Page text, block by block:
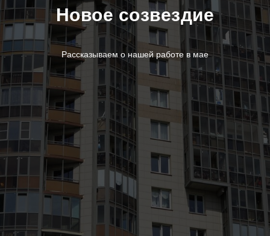
Новое созвездие
Рассказываем о нашей работе в мае